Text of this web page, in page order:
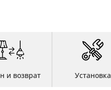
и возврат Установка